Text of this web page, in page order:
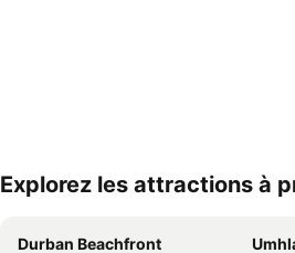
Explorez les attractions à
Durban Beachfront